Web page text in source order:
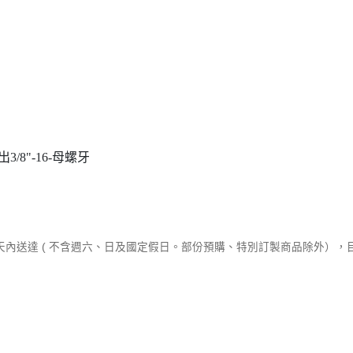
3/8"-16-母螺牙
送達 ( 不含週六、日及國定假日。部份預購、特別訂製商品除外），